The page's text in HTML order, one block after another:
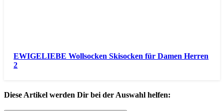
EWIGELIEBE Wollsocken Skisocken für Damen Herren
2
Diese Artikel werden Dir bei der Auswahl helfen: